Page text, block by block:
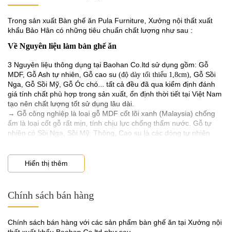
Bên cạnh đó, thiết kế thông minh mang lại cho bạn không gian
thư giãn và ngả lưng thoải mái khi đọc sách cũng như uống trà
nghỉ ngơi. Kích thước nhỏ gọn cũng là ưu điểm giúp bạn di
chuyển được ghế dễ dàng hơn, tận dụng tối đa công năng sử
Trong sản xuất Bàn ghế ăn Pula Furniture, Xưởng nội thất xuất
khẩu Bảo Hân có những tiêu chuẩn chất lượng như sau :
Về Nguyên liệu làm bàn ghế ăn
3 Nguyên liệu thông dụng tại Baohan Co.ltd sử dụng gồm: Gỗ
MDF, Gỗ Ash tự nhiên, Gỗ cao su (độ dày tối thiểu 1,8cm), Gỗ Sồi
Nga, Gỗ Sồi Mỹ, Gỗ Óc chó... tất cả đều đã qua kiểm định đánh
giá tính chất phù hợp trong sản xuất, ổn định thời tiết tại Việt Nam
tạo nên chất lượng tốt sử dụng lâu dài.
→ Gỗ công nghiệp là loại gỗ MDF cốt lõi xanh (Malaysia) chống
ẩm là loại cốt gỗ rất mịn, tính chịu lực chống thấm nước. Gỗ tự
nhiên có Sồi Nga, Sồi Mỹ, Thông, Cao su là các dòng tự nhiên
cong vênh, mối mọt. Gỗ Óc chó đen ( Loại Óc chó Bắc Mỹ có giấy
tờ nhập khẩu từng lô hàng)
→ Nẹp nhựa PVC dán cạnh gỗ MDF phủ bề mặt vân gỗ
Về Sơn làm bàn ghế ăn
nhưng khó dùng, Sơn inchem đòi hỏi rất khắt khe về quy trình
Hiển thị thêm
Chính sách bán hàng
Chính sách bán hàng với các sản phẩm bàn ghế ăn tại Xưởng nội